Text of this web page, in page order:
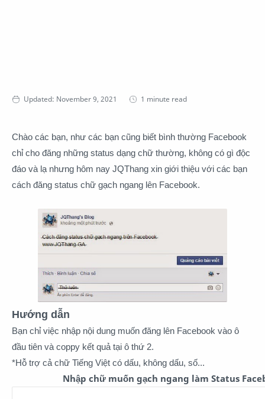
1 minute read
Chào các bạn, như các bạn cũng biết bình thường Facebook
chỉ cho đăng những status dạng chữ thường, không có gì độc
đáo và lạ nhưng hôm nay JQThang xin giới thiệu với các bạn
cách đăng status chữ gạch ngang lên Facebook.
Hướng dẫn
Bạn chỉ việc nhập nội dung muốn đăng lên Facebook vào ô
đầu tiên và coppy kết quả tại ô thứ 2.
*Hỗ trợ cả chữ Tiếng Việt có dấu, không dấu, số...
Nhập chữ muốn gạch ngang làm Status